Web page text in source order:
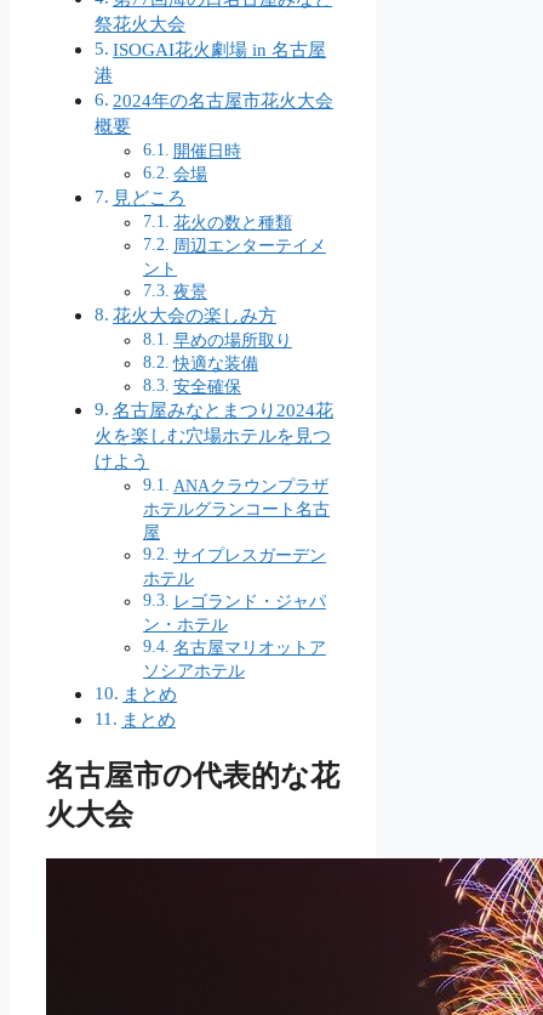
祭花火大会
ISOGAI花火劇場 in 名古屋
港
2024年の名古屋市花火大会
概要
開催日時
会場
見どころ
花火の数と種類
周辺エンターテイメ
ント
夜景
花火大会の楽しみ方
早めの場所取り
快適な装備
安全確保
名古屋みなとまつり2024花
火を楽しむ穴場ホテルを見つ
けよう
ANAクラウンプラザ
ホテルグランコート名古
屋
サイプレスガーデン
ホテル
レゴランド・ジャパ
ン・ホテル
名古屋マリオットア
ソシアホテル
まとめ
まとめ
名古屋市の代表的な花
火大会